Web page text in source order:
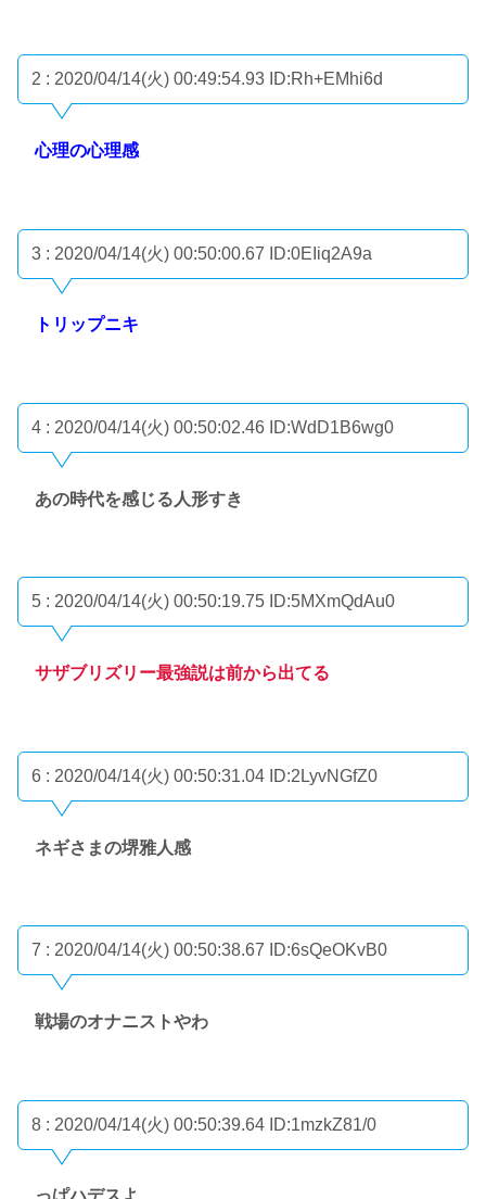
2 : 2020/04/14(火) 00:49:54.93 ID:Rh+EMhi6d
心理の心理感
3 : 2020/04/14(火) 00:50:00.67 ID:0EIiq2A9a
トリップニキ
4 : 2020/04/14(火) 00:50:02.46 ID:WdD1B6wg0
あの時代を感じる人形すき
5 : 2020/04/14(火) 00:50:19.75 ID:5MXmQdAu0
サザブリズリー最強説は前から出てる
6 : 2020/04/14(火) 00:50:31.04 ID:2LyvNGfZ0
ネギさまの堺雅人感
7 : 2020/04/14(火) 00:50:38.67 ID:6sQeOKvB0
戦場のオナニストやわ
8 : 2020/04/14(火) 00:50:39.64 ID:1mzkZ81/0